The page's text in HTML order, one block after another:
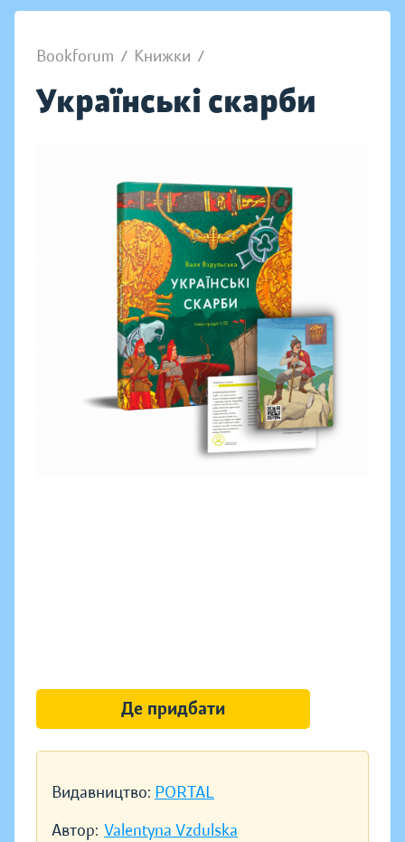
Bookforum / Книжки /
Українські скарби
Видавництво: PORTAL
Автор: Valentyna Vzdulska
Де придбати